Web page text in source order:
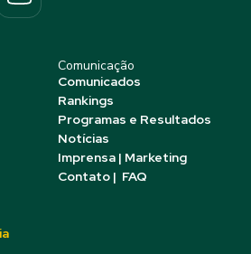
Comunicação
Comunicados
Rankings
Programas e Resultados
Notícias
Imprensa | Marketing
Contato | FAQ